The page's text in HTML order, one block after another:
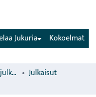
Kokoelmat
Jukuria
Luonnonvarakeskuksen julkaisut
Julkaisut